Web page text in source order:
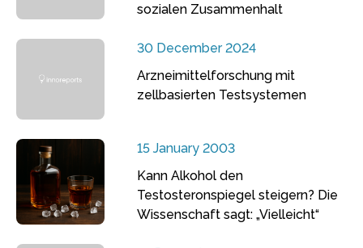
sozialen Zusammenhalt
30 December 2024
Arzneimittelforschung mit
zellbasierten Testsystemen
15 January 2003
Kann Alkohol den
Testosteronspiegel steigern? Die
Wissenschaft sagt: „Vielleicht“